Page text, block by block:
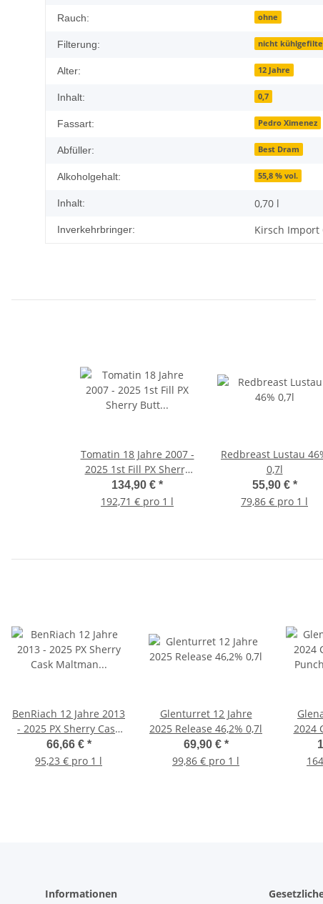
Rauch: ohne
Filterung: nicht
Alter: 12 Jahre
Inhalt: 0,7
Fassart: Pedro Ximenez
Abfüller: Best Dram
Alkoholgehalt: 55,8 % vol.
Inhalt: 0,70 l
Inverkehrbringer: Kirsch Import
Tomatin 18 Jahre 2007 -
2025 1st Fill PX Sherry
Butt #900227 Best
Dram 54,2% 0,7l
134,90 € *
192,71 € pro 1 l
Redbreast Lustau
0,7l
55,90 € *
79,86 € pro 1 l
BenRiach 12 Jahre 2013
- 2025 PX Sherry Cask
Maltman 54,8% 0,7l
66,66 € *
95,23 € pro 1 l
Glenturret 12 Jahre
2025 Release 46,2% 0,7l
69,90 € *
99,86 € pro 1 l
2024
Informationen